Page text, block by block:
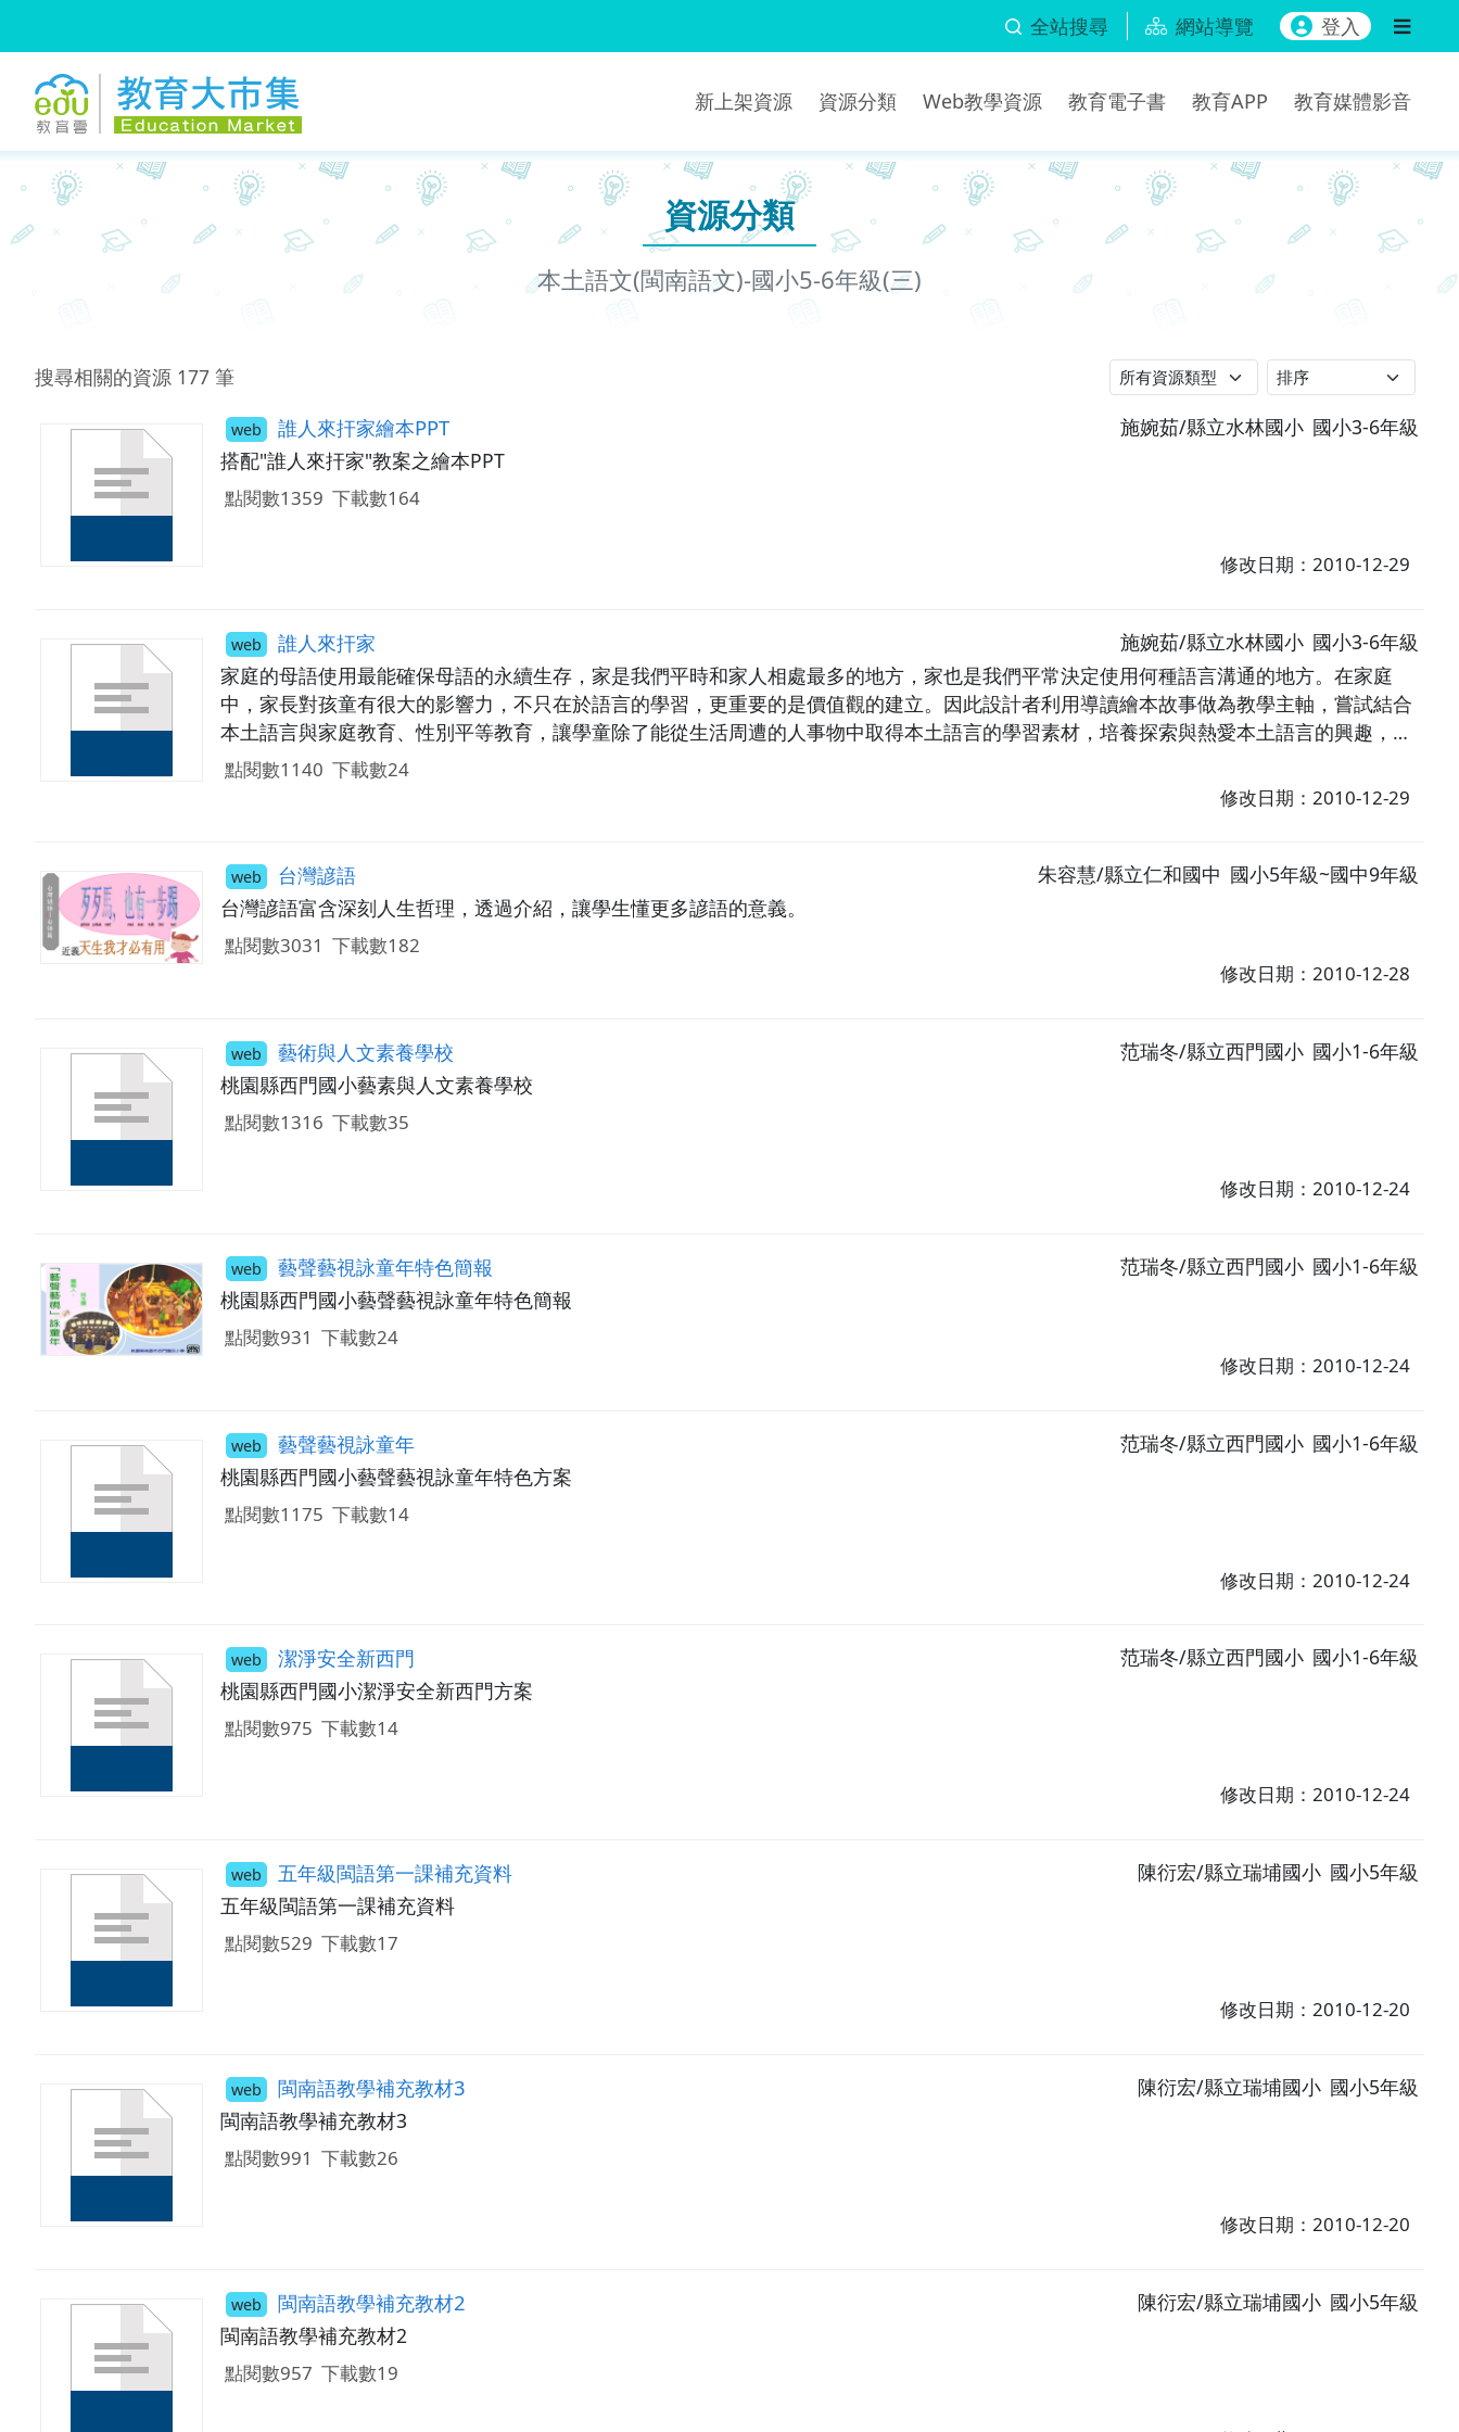
全站搜尋 網站導覽 登入
新上架資源 資源分類 Web教學資源 教育電子書 教育APP 教育媒體影音
資源分類
本土語文(閩南語文)-國小5-6年級(三)
搜尋相關的資源 177 筆
web 誰人來扞家繪本PPT 施婉茹/縣立水林國小 國小3-6年級
搭配"誰人來扞家"教案之繪本PPT
點閱數1359 下載數164
修改日期：2010-12-29
web 誰人來扞家 施婉茹/縣立水林國小 國小3-6年級
家庭的母語使用最能確保母語的永續生存，家是我們平時和家人相處最多的地方，家也是我們平常決定使用何種語言溝通的地方。在家庭
中，家長對孩童有很大的影響力，不只在於語言的學習，更重要的是價值觀的建立。因此設計者利用導讀繪本故事做為教學主軸，嘗試結合
本土語言與家庭教育、性別平等教育，讓學童除了能從生活周遭的人事物中取得本土語言的學習素材，培養探索與熱愛本土語言的興趣，也
能肯定家庭教育的價值，願意建立正向而良好的人際關係。
點閱數1140 下載數24
修改日期：2010-12-29
web 台灣諺語 朱容慧/縣立仁和國中 國小5年級~國中9年級
台灣諺語富含深刻人生哲理，透過介紹，讓學生懂更多諺語的意義。
點閱數3031 下載數182
修改日期：2010-12-28
web 藝術與人文素養學校 范瑞冬/縣立西門國小 國小1-6年級
桃園縣西門國小藝素與人文素養學校
點閱數1316 下載數35
修改日期：2010-12-24
web 藝聲藝視詠童年特色簡報 范瑞冬/縣立西門國小 國小1-6年級
桃園縣西門國小藝聲藝視詠童年特色簡報
點閱數931 下載數24
修改日期：2010-12-24
web 藝聲藝視詠童年 范瑞冬/縣立西門國小 國小1-6年級
桃園縣西門國小藝聲藝視詠童年特色方案
點閱數1175 下載數14
修改日期：2010-12-24
web 潔淨安全新西門 范瑞冬/縣立西門國小 國小1-6年級
桃園縣西門國小潔淨安全新西門方案
點閱數975 下載數14
修改日期：2010-12-24
web 五年級閩語第一課補充資料 陳衍宏/縣立瑞埔國小 國小5年級
五年級閩語第一課補充資料
點閱數529 下載數17
修改日期：2010-12-20
web 閩南語教學補充教材3 陳衍宏/縣立瑞埔國小 國小5年級
閩南語教學補充教材3
點閱數991 下載數26
修改日期：2010-12-20
web 閩南語教學補充教材2 陳衍宏/縣立瑞埔國小 國小5年級
閩南語教學補充教材2
點閱數957 下載數19